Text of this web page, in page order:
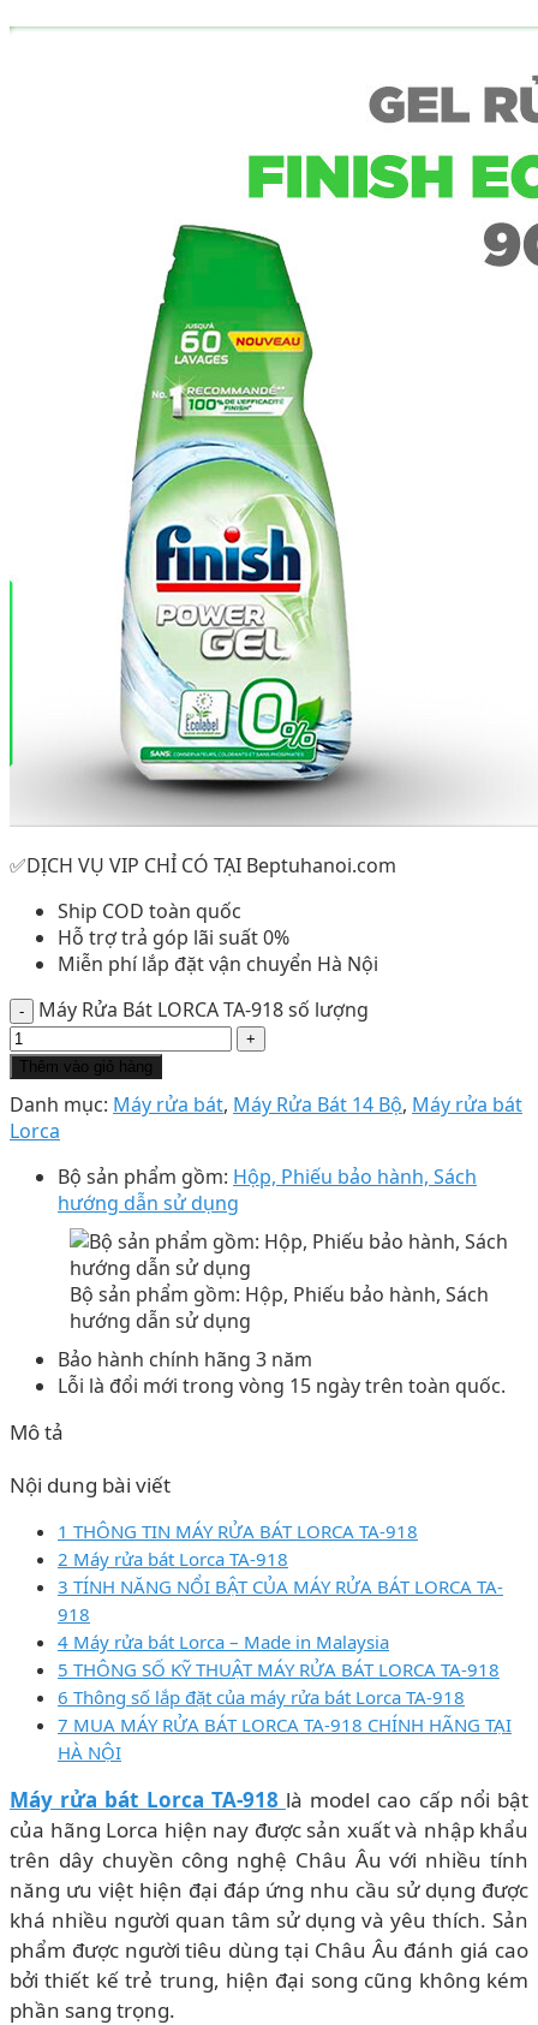
✅DỊCH VỤ VIP CHỈ CÓ TẠI Beptuhanoi.com
Ship COD toàn quốc
Hỗ trợ trả góp lãi suất 0%
Miễn phí lắp đặt vận chuyển Hà Nội
Máy Rửa Bát LORCA TA-918 số lượng
Thêm vào giỏ hàng
Danh mục: Máy rửa bát, Máy Rửa Bát 14 Bộ, Máy rửa bát
Lorca
Bộ sản phẩm gồm: Hộp, Phiếu bảo hành, Sách
hướng dẫn sử dụng
Bộ sản phẩm gồm: Hộp, Phiếu bảo hành, Sách
hướng dẫn sử dụng
Bảo hành chính hãng 3 năm
Lỗi là đổi mới trong vòng 15 ngày trên toàn quốc.
Mô tả
Nội dung bài viết
1 THÔNG TIN MÁY RỬA BÁT LORCA TA-918
2 Máy rửa bát Lorca TA-918
3 TÍNH NĂNG NỔI BẬT CỦA MÁY RỬA BÁT LORCA TA-
918
4 Máy rửa bát Lorca – Made in Malaysia
5 THÔNG SỐ KỸ THUẬT MÁY RỬA BÁT LORCA TA-918
6 Thông số lắp đặt của máy rửa bát Lorca TA-918
7 MUA MÁY RỬA BÁT LORCA TA-918 CHÍNH HÃNG TẠI
HÀ NỘI
Máy rửa bát Lorca TA-918 là model cao cấp nổi bật
của hãng Lorca hiện nay được sản xuất và nhập khẩu
trên dây chuyền công nghệ Châu Âu với nhiều tính
năng ưu việt hiện đại đáp ứng nhu cầu sử dụng được
khá nhiều người quan tâm sử dụng và yêu thích. Sản
phẩm được người tiêu dùng tại Châu Âu đánh giá cao
bởi thiết kế trẻ trung, hiện đại song cũng không kém
phần sang trọng.